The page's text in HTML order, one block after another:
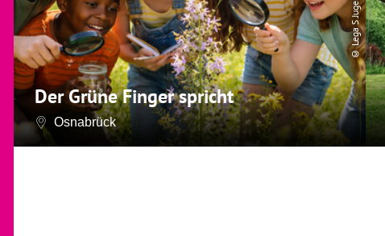
Der Grüne Finger spricht
Osnabrück